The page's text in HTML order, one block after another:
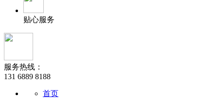
贴心服务
服务热线：
131 6889 8188
首页